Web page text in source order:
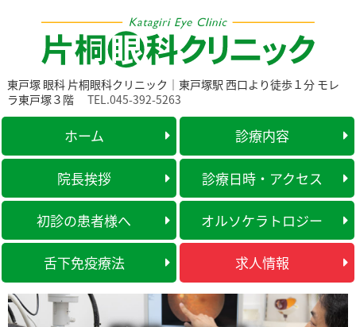
東戸塚 眼科 片桐眼科クリニック｜東戸塚駅 西口より徒歩１分 モレ
ラ東戸塚３階
TEL.045-392-5263
ホーム 診療内容
院長挨拶 診療日時・アクセス
初診の患者様へ オルソケラトロジー
舌下免疫療法 求人情報